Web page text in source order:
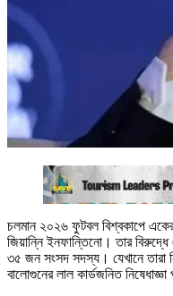
চলমান ২০২৬ ফুটবল বিশ্বকাপে
জিয়ান্নি ইনফান্তিনো। তার
৩৫ জন সংসদ সদস্য। যেখানে তারা
বালোগুনের লাল কার্ডজনিত